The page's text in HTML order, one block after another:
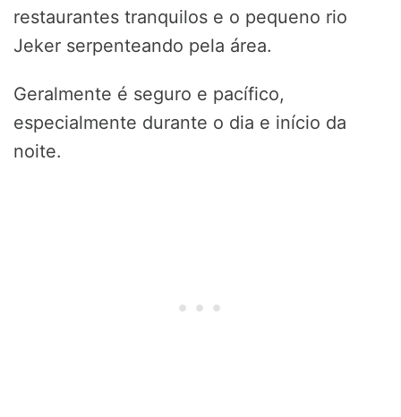
restaurantes tranquilos e o pequeno rio
Jeker serpenteando pela área.
Geralmente é seguro e pacífico,
especialmente durante o dia e início da
noite.